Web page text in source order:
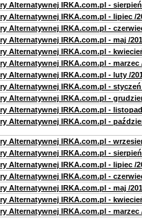
Alternatywnej IRKA.com.pl - sierpień
Alternatywnej IRKA.com.pl - lipiec /
Alternatywnej IRKA.com.pl -
Alternatywnej IRKA.com.pl - maj /
Alternatywnej IRKA.com.pl -
Alternatywnej IRKA.com.pl - marzec
Alternatywnej IRKA.com.pl - luty /
Alternatywnej IRKA.com.pl - styczeń
Alternatywnej IRKA.com.pl -
Alternatywnej IRKA.com.pl - listopad
Alternatywnej IRKA.com.pl -
Alternatywnej IRKA.com.pl -
Alternatywnej IRKA.com.pl - sierpień
Alternatywnej IRKA.com.pl - lipiec /
Alternatywnej IRKA.com.pl -
Alternatywnej IRKA.com.pl - maj /
Alternatywnej IRKA.com.pl -
Alternatywnej IRKA.com.pl - marzec